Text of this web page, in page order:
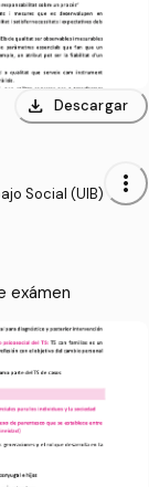
download Descargar
Social (UIB) more_vert
exámen